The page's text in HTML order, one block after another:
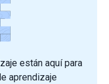
están aquí para
aprendizaje